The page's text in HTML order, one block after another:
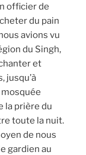
officier de
du pain
avions vu
du Singh,
et
jusqu’à
mosquée
la prière du
toute la nuit.
de nous
gardien au